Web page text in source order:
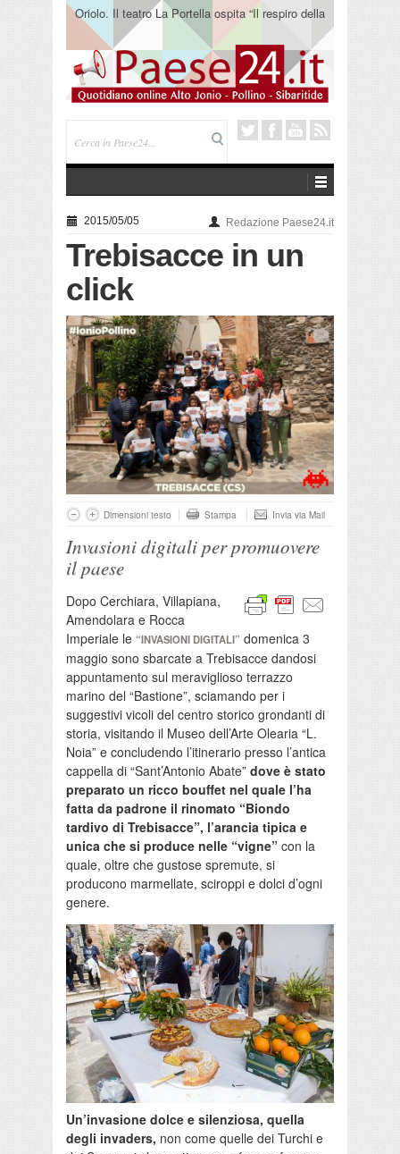
Oriolo. Il teatro La Portella ospita “Il respiro della
terra” del collettivo 365
2015/05/05 Redazione Paese24.it
Trebisacce in un
click
Dimensioni testo Stampa Invia via Mail
Invasioni digitali per promuovere
il paese
Dopo Cerchiara, Villapiana,
Amendolara e Rocca
Imperiale le “INVASIONI DIGITALI” domenica 3
maggio sono sbarcate a Trebisacce dandosi
appuntamento sul meraviglioso terrazzo
marino del “Bastione”, sciamando per i
suggestivi vicoli del centro storico grondanti di
storia, visitando il Museo dell’Arte Olearia “L.
Noia” e concludendo l’itinerario presso l’antica
cappella di “Sant’Antonio Abate” dove è stato
preparato un ricco bouffet nel quale l’ha
fatta da padrone il rinomato “Biondo
tardivo di Trebisacce”, l’arancia tipica e
unica che si produce nelle “vigne” con la
quale, oltre che gustose spremute, si
producono marmellate, sciroppi e dolci d’ogni
genere.
Un’invasione dolce e silenziosa, quella
degli invaders, non come quelle dei Turchi e